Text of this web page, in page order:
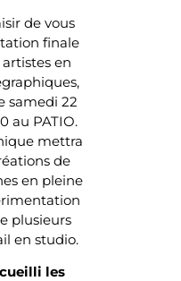
de vous
finale
en
samedi 22
au PATIO.
mettra
de
en pleine
plusieurs
en studio.
les